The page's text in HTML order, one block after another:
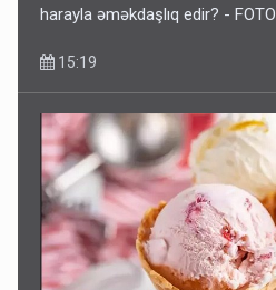
harayla əməkdaşlıq edir? - FOTO
15:19